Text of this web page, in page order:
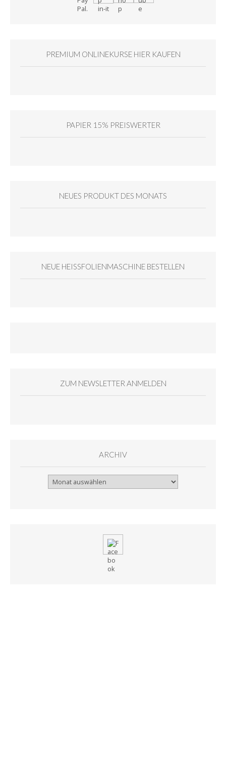
PREMIUM ONLINEKURSE HIER KAUFEN
PAPIER 15% PREISWERTER
NEUES PRODUKT DES MONATS
NEUE HEISSFOLIENMASCHINE BESTELLEN
ZUM NEWSLETTER ANMELDEN
ARCHIV
Archiv